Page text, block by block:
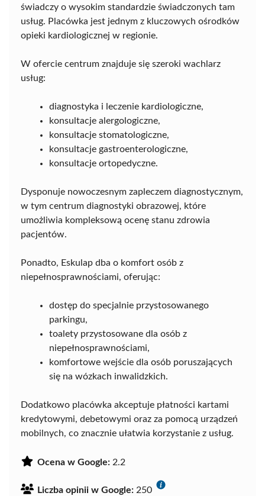
świadczy o wysokim standardzie świadczonych tam
usług. Placówka jest jednym z kluczowych ośrodków
opieki kardiologicznej w regionie.
W ofercie centrum znajduje się szeroki wachlarz
usług:
diagnostyka i leczenie kardiologiczne,
konsultacje alergologiczne,
konsultacje stomatologiczne,
konsultacje gastroenterologiczne,
konsultacje ortopedyczne.
Dysponuje nowoczesnym zapleczem diagnostycznym,
w tym centrum diagnostyki obrazowej, które
umożliwia kompleksową ocenę stanu zdrowia
pacjentów.
Ponadto, Eskulap dba o komfort osób z
niepełnosprawnościami, oferując:
dostęp do specjalnie przystosowanego
parkingu,
toalety przystosowane dla osób z
niepełnosprawnościami,
komfortowe wejście dla osób poruszających
się na wózkach inwalidzkich.
Dodatkowo placówka akceptuje płatności kartami
kredytowymi, debetowymi oraz za pomocą urządzeń
mobilnych, co znacznie ułatwia korzystanie z usług.
Ocena w Google: 2.2
Liczba opinii w Google: 250